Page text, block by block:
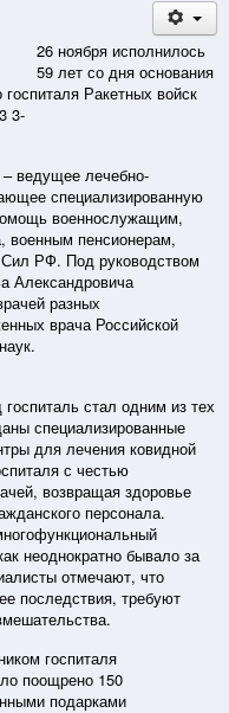
26 ноября исполнилось
59 лет со дня основания
Ракетных войск
3-
– ведущее лечебно-
специализированную
военнослужащим,
военным пенсионерам,
РФ. Под руководством
Александровича
разных
врача Российской
стал одним из тех
специализированные
для лечения ковидной
с честью
возвращая здоровье
персонала.
неоднократно бывало за
отмечают, что
последствия, требуют
госпиталя
поощрено 150
подарками